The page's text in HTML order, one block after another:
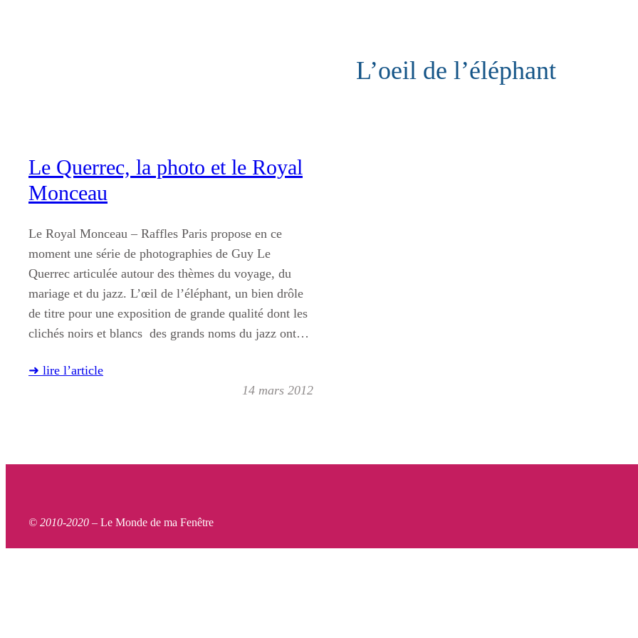
L’oeil de l’éléphant
Le Querrec, la photo et le Royal
Monceau
Le Royal Monceau – Raffles Paris propose en ce
moment une série de photographies de Guy Le
Querrec articulée autour des thèmes du voyage, du
mariage et du jazz. L’œil de l’éléphant, un bien drôle
de titre pour une exposition de grande qualité dont les
clichés noirs et blancs des grands noms du jazz ont…
➜ lire l’article
14 mars 2012
© 2010-2020 – Le Monde de ma Fenêtre